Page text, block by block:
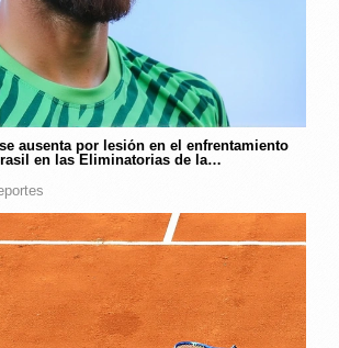
ausenta por lesión en el enfrentamiento
en las Eliminatorias de la